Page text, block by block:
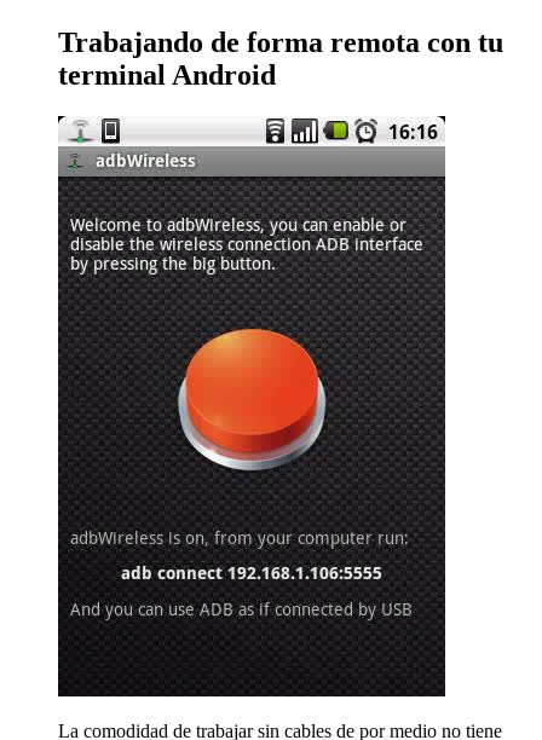
Trabajando de forma remota con tu
terminal Android
La comodidad de trabajar sin cables de por medio no tiene